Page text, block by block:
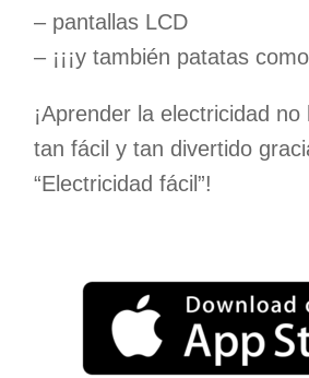
– pantallas LCD
– ¡¡¡y también patatas
¡Aprender la electricidad
tan fácil y tan divertido
“Electricidad fácil”!